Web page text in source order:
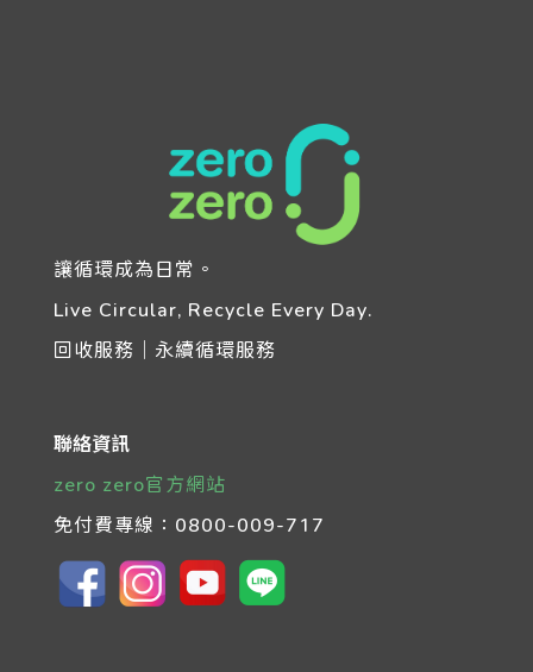
讓循環成為日常。
Live Circular, Recycle Every Day.
回收服務｜永續循環服務
聯絡資訊
zero zero官方網站
免付費專線： 0800-009-717